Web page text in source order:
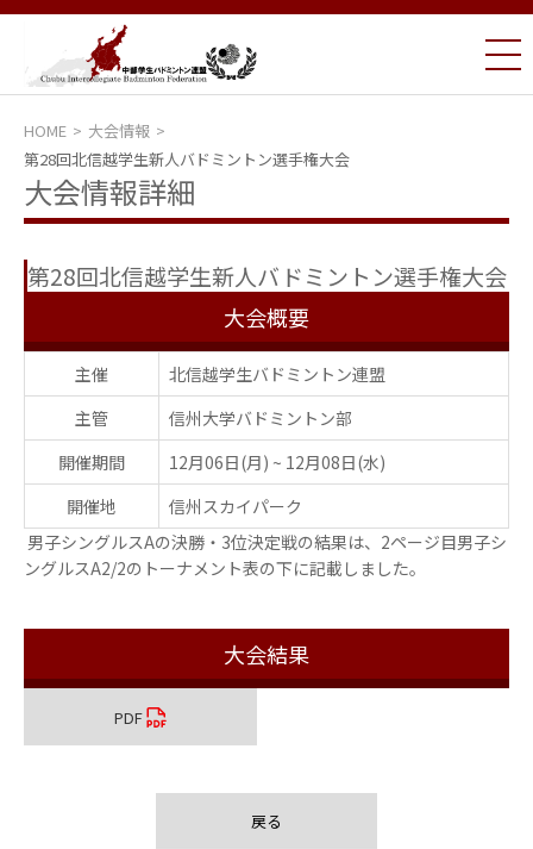
HOME
大会情報
第28回北信越学生新人バドミントン選手権大会
大会情報詳細
第28回北信越学生新人バドミントン選手権大会
大会概要
主催
北信越学生バドミントン連盟
主管
信州大学バドミントン部
開催期間
12月06日(月) ~ 12月08日(水)
開催地
信州スカイパーク
男子シングルスAの決勝・3位決定戦の結果は、2ページ目男子シ
ングルスA2/2のトーナメント表の下に記載しました。
大会結果
PDF
戻る